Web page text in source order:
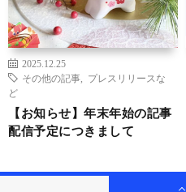
2025.12.25
その他の記事
プレスリリースな
ど
【お知らせ】年末年始の記事
配信予定につきまして